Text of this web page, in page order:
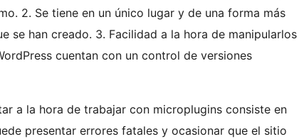
2. Se tiene en un único lugar y de una forma más
se han creado. 3. Facilidad a la hora de manipularlos
cuentan con un control de versiones
a la hora de trabajar con microplugins consiste en
presentar errores fatales y ocasionar que el sitio